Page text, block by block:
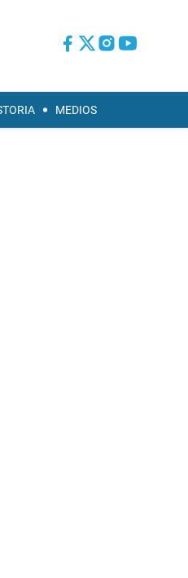
MEDIOS